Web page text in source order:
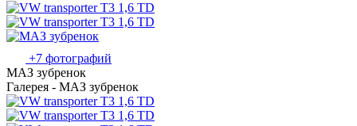
+7 фотографий
МАЗ зубренок
Галерея - МАЗ зубренок